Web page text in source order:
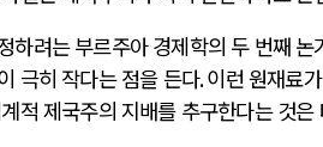
하려는 부르주아 경제학의 두 번째 논
극히 작다는 점을 든다.이런 원재료
적 제국주의 지배를 추구한다는 것